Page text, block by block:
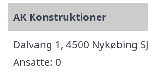
AK Konstruktioner
Dalvang 1, 4500 Nykøbing SJ
Ansatte: 0